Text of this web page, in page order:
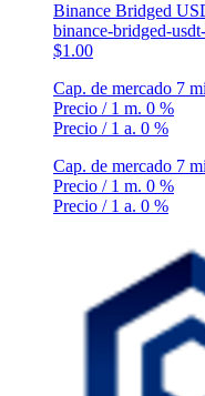
Binance Bridged
binance-bridged-
$1.00
Cap. de mercado 7
Precio / 1 m. 0 %
Precio / 1 a. 0 %
Cap. de mercado 7
Precio / 1 m. 0 %
Precio / 1 a. 0 %